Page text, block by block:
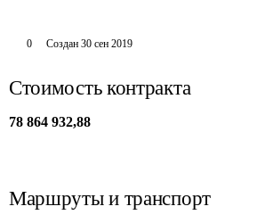
0 Создан 30 сен 2019
Стоимость контракта
78 864 932,88
Маршруты и транспорт